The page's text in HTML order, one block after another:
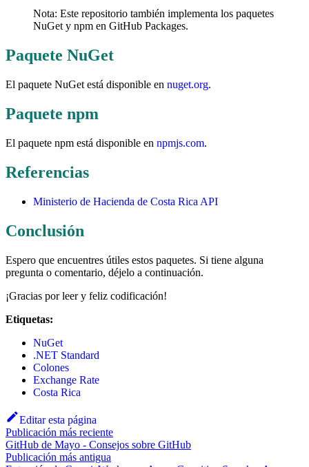
Nota: Este repositorio también implementa los paquetes
NuGet y npm en GitHub Packages.
Paquete NuGet
El paquete NuGet está disponible en nuget.org.
Paquete npm
El paquete npm está disponible en npmjs.com.
Referencias
Ministerio de Hacienda de Costa Rica API
Conclusión
Espero que encuentres útiles estos paquetes. Si tiene alguna
pregunta o comentario, déjelo a continuación.
¡Gracias por leer y feliz codificación!
Etiquetas:
NuGet
.NET Standard
Colones
Exchange Rate
Costa Rica
Editar esta página
Publicación más reciente
GitHub de Mayo - Consejos sobre GitHub
Publicación más antigua